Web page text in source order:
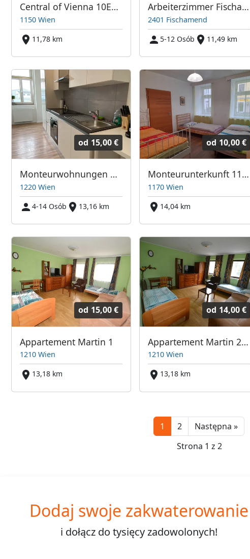
Central of Vienna 10Eur/bed + Highspeed Internet + parking
1150 Wien
11,78 km
Arbeiterzimmer Fischamend (Monteurzimmer)
2401 Fischamend
5-12 Osób
11,49 km
od 15,00 €
Monteurwohnungen bei Wien
1220 Wien
4-14 Osób
13,16 km
od 10,00 €
Monteurunterkunft 1170 Wien
1170 Wien
14,04 km
od 15,00 €
Appartement Martin 1
1210 Wien
13,18 km
od 14,00 €
Appartement Martin 2 Wien
1210 Wien
13,18 km
1 2 Następna »Next
Strona 1 z 2
Dodaj swoje zakwaterowanie
i dołącz do tysięcyzadowolonych!